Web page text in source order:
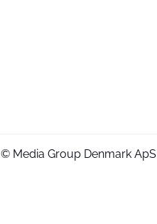
© Media Group Denmark ApS